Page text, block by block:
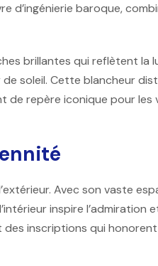
d’ingénierie baroque,
brillantes qui reflètent la
soleil. Cette blancheur
de repère iconique pour les
Avec son vaste
inspire l’admiration
inscriptions qui honorent